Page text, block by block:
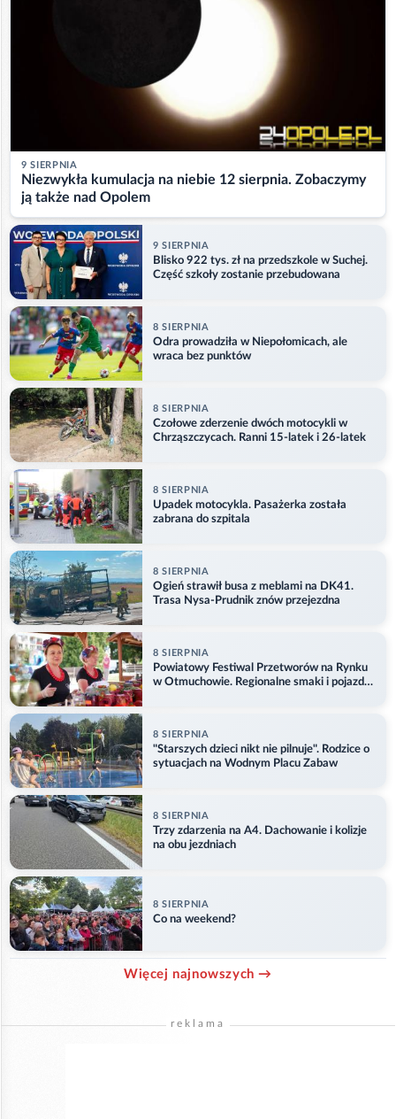
9 SIERPNIA
Niezwykła kumulacja na niebie 12 sierpnia. Zobaczymy
ją także nad Opolem
9 SIERPNIA
Blisko 922 tys. zł na przedszkole w Suchej.
Część szkoły zostanie przebudowana
8 SIERPNIA
Odra prowadziła w Niepołomicach, ale
wraca bez punktów
8 SIERPNIA
Czołowe zderzenie dwóch motocykli w
Chrząszczycach. Ranni 15-latek i 26-latek
8 SIERPNIA
Upadek motocykla. Pasażerka została
zabrana do szpitala
8 SIERPNIA
Ogień strawił busa z meblami na DK41.
Trasa Nysa-Prudnik znów przejezdna
8 SIERPNIA
Powiatowy Festiwal Przetworów na Rynku
w Otmuchowie. Regionalne smaki i pojazdy
8 SIERPNIA
"Starszych dzieci nikt nie pilnuje". Rodzice o
sytuacjach na Wodnym Placu Zabaw
8 SIERPNIA
Trzy zdarzenia na A4. Dachowanie i kolizje
na obu jezdniach
8 SIERPNIA
Co na weekend?
Więcej najnowszych →
reklama